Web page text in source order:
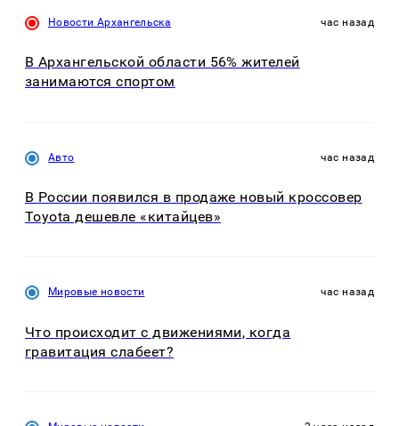
Новости Архангельска час назад
В Архангельской области 56% жителей
занимаются спортом
Авто час назад
В России появился в продаже новый кроссовер
Toyota дешевле «китайцев»
Мировые новости час назад
Что происходит с движениями, когда
гравитация слабеет?